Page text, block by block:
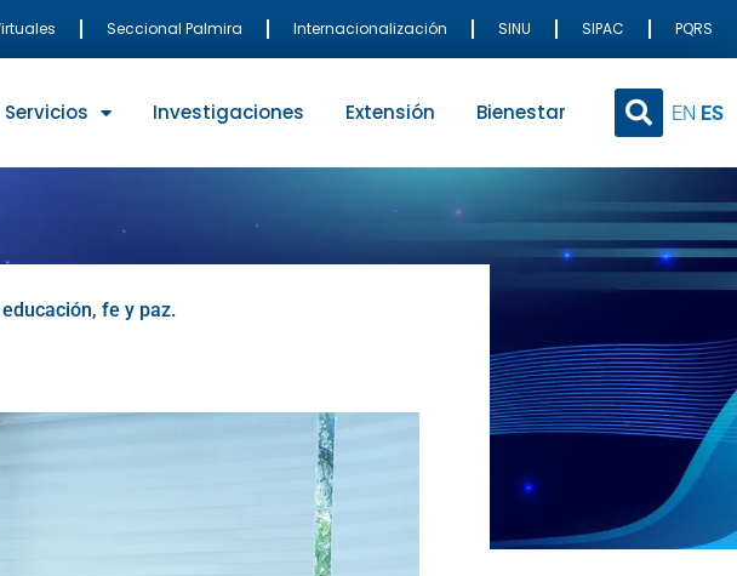
Seccional Palmira Internacionalización SINU SIPAC PQRS
Servicios Investigaciones Extensión Bienestar EN ES
fe y paz.